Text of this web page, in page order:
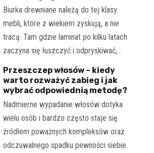
Biurka drewniane należą do tej klasy
mebli, które z wiekiem zyskują, a nie
tracą. Tam gdzie laminat po kilku latach
zaczyna się łuszczyć i odpryskiwać,…
Przeszczep włosów – kiedy
warto rozważyć zabieg i jak
wybrać odpowiednią metodę?
Nadmierne wypadanie włosów dotyka
wielu osób i bardzo często staje się
źródłem poważnych kompleksów oraz
odczuwalnego spadku pewności siebie.